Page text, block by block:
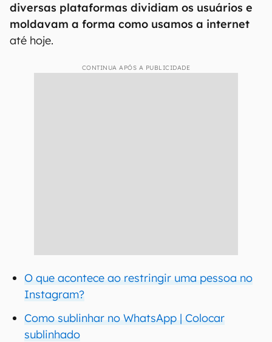
diversas plataformas dividiam os usuários e
moldavam a forma como usamos a internet
até hoje.
CONTINUA APÓS A PUBLICIDADE
O que acontece ao restringir uma pessoa no
Instagram?
Como sublinhar no WhatsApp | Colocar
sublinhado